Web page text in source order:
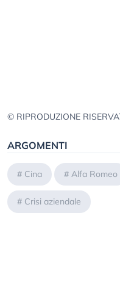
© RIPRODUZIONE
ARGOMENTI
# Cina # Alfa Romeo
# Crisi aziendale